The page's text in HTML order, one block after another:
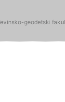
geodetski